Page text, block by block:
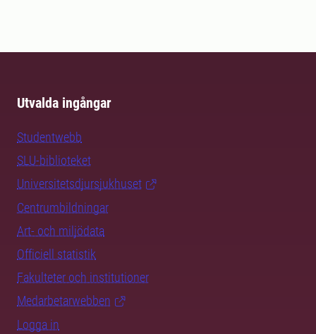
Utvalda ingångar
Studentwebb
SLU-biblioteket
Universitetsdjursjukhuset
Centrumbildningar
Art- och miljödata
Officiell statistik
Fakulteter och institutioner
Medarbetarwebben
Logga in